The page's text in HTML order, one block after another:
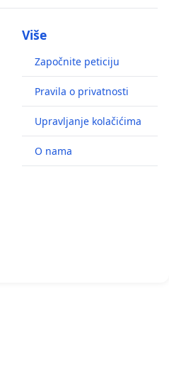
Više
Započnite peticiju
Pravila o privatnosti
Upravljanje kolačićima
O nama